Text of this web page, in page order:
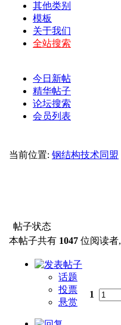
其他类别
模板
关于我们
全站搜索
今日新帖
精华帖子
论坛搜索
会员列表
当前位置: 钢结构技术同盟
帖子状态
本帖子共有 1047 位阅读者,
话题
投票
悬赏
1